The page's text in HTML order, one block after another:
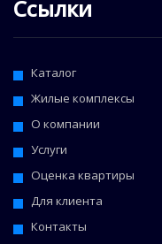
Ссылки
Каталог
Жилые комплексы
О компании
Услуги
Оценка квартиры
Для клиента
Контакты